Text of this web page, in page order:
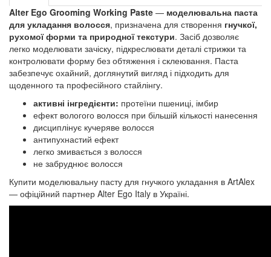
Alter Ego Grooming Working Paste — моделювальна паста
для укладання волосся, призначена для створення гнучкої,
рухомої форми та природної текстури. Засіб дозволяє
легко моделювати зачіску, підкреслювати деталі стрижки та
контролювати форму без обтяження і склеювання. Паста
забезпечує охайний, доглянутий вигляд і підходить для
щоденного та професійного стайлінгу.
активні інгредієнти: протеїни пшениці, імбир
ефект вологого волосся при більшій кількості нанесення
дисциплінує кучеряве волосся
антипухнастий ефект
легко змивається з волосся
не забруднює волосся
Купити моделювальну пасту для гнучкого укладання в ArtAlex
— офіційний партнер Alter Ego Italy в Україні.